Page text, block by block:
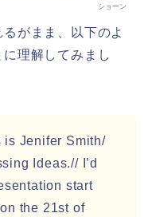
ショーン
がまま、以下のよ
理解してみまし
is Jenifer Smith/
Ideas.// I’d
start
the 21st of